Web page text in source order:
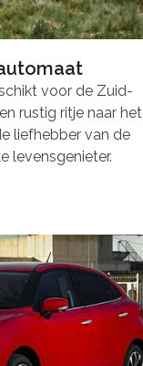
voor de Zuid-
rustig ritje naar het
liefhebber van de
levensgenieter.